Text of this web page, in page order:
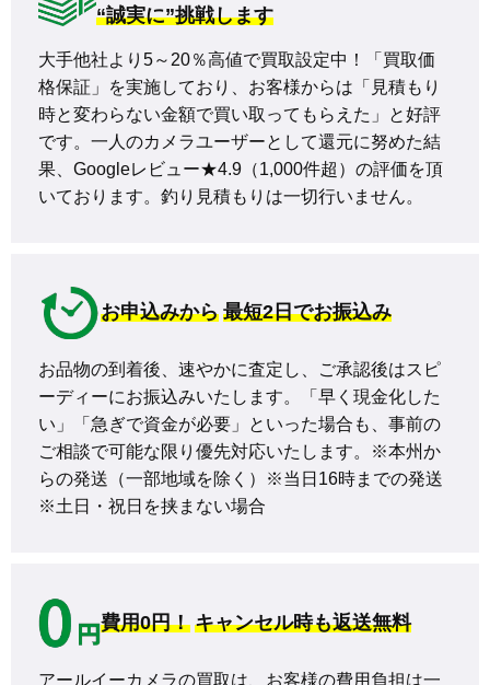
“誠実に”挑戦します
大手他社より5～20％高値で買取設定中！「買取価
格保証」を実施しており、お客様からは「見積もり
時と変わらない金額で買い取ってもらえた」と好評
です。一人のカメラユーザーとして還元に努めた結
果、Googleレビュー★4.9（1,000件超）の評価を頂
いております。釣り見積もりは一切行いません。
お申込みから 最短2日でお振込み
お品物の到着後、速やかに査定し、ご承認後はスピ
ーディーにお振込みいたします。「早く現金化した
い」「急ぎで資金が必要」といった場合も、事前の
ご相談で可能な限り優先対応いたします。※本州か
らの発送（一部地域を除く）※当日16時までの発送
※土日・祝日を挟まない場合
費用0円！ キャンセル時も返送無料
アールイーカメラの買取は、お客様の費用負担は一